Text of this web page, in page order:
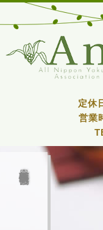
定休
営業